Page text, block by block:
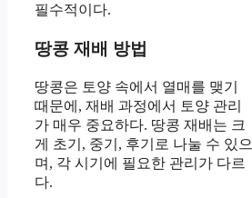
필수적이다.
땅콩 재배 방법
땅콩은 토양 속에서 열매를 맺기
때문에, 재배 과정에서 토양 관리
가 매우 중요하다. 땅콩 재배는 크
게 초기, 중기, 후기로 나눌 수 있으
며, 각 시기에 필요한 관리가 다르
다.